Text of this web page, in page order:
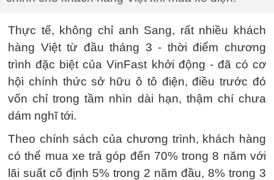
Thực tế, không chỉ anh Sang, rất nhiều khách
hàng Việt từ đầu tháng 3 - thời điểm chương
trình đặc biệt của VinFast khởi động - đã có cơ
hội chính thức sở hữu ô tô điện, điều trước đó
vốn chỉ trong tầm nhìn dài hạn, thậm chí chưa
dám nghĩ tới.
Theo chính sách của chương trình, khách hàng
có thể mua xe trả góp đến 70% trong 8 năm với
lãi suất cố định 5% trong 2 năm đầu, 8% trong 3